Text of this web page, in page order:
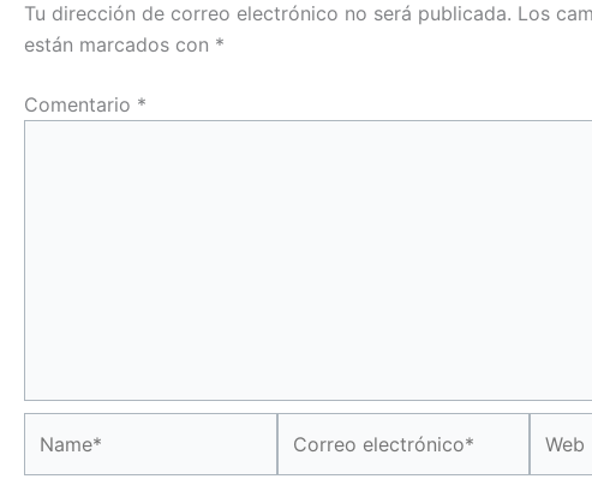
Tu dirección de correo electrónico no será publicada. Los
están marcados con *
Comentario *
electrónico*